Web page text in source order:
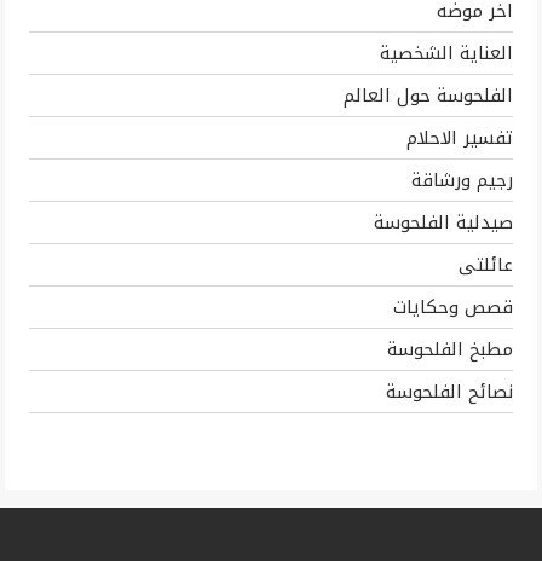
اخر موضه
العناية الشخصية
الفلحوسة حول العالم
تفسير الاحلام
رجيم ورشاقة
صيدلية الفلحوسة
عائلتى
قصص وحكايات
مطبخ الفلحوسة
نصائح الفلحوسة